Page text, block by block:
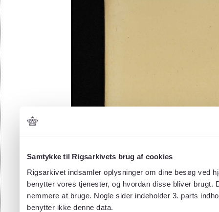
Samtykke til Rigsarkivets brug af cookies
Rigsarkivet indsamler oplysninger om dine besøg ved
benytter vores tjenester, og hvordan disse bliver
nemmere at bruge. Nogle sider indeholder 3. parts
benytter ikke denne data.